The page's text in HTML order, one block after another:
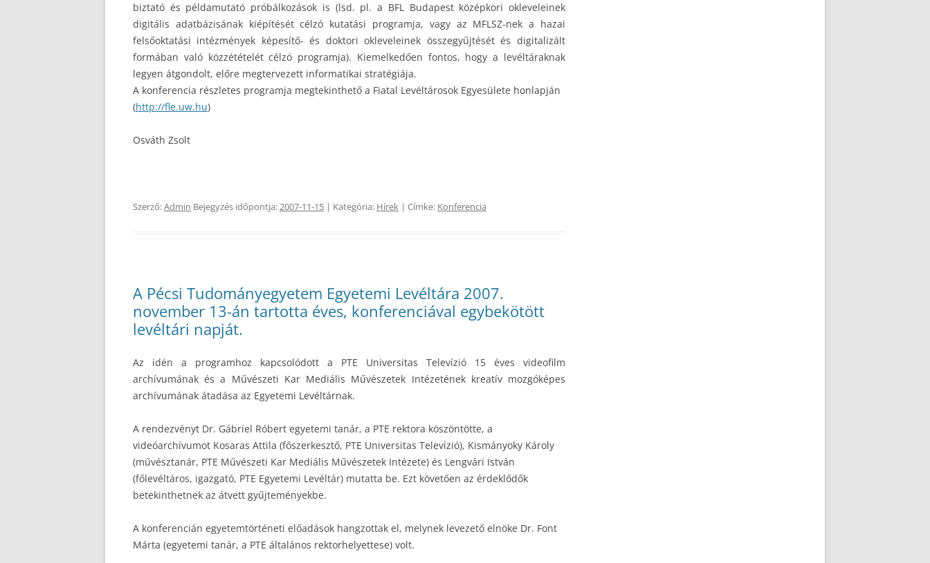
biztató és példamutató próbálkozások is (lsd. pl. a BFL Budapest középkori okleveleinek
digitális adatbázisának kiépítését célzó kutatási programja, vagy az MFLSZ-nek a hazai
felsőoktatási intézmények képesítő- és doktori okleveleinek összegyűjtését és digitalizált
formában való közzétételét célzó programja). Kiemelkedően fontos, hogy a levéltáraknak
legyen átgondolt, előre megtervezett informatikai stratégiája.
A konferencia részletes programja megtekinthető a Fiatal Levéltárosok Egyesülete honlapján
(http://fle.uw.hu)
Osváth Zsolt
Szerző:Admin Bejegyzés időpontja:2007-11-15 | Kategória: Hírek | Címke: Konferencia
A Pécsi Tudományegyetem Egyetemi Levéltára 2007.
november 13-án tartotta éves, konferenciával egybekötött
levéltári napját.
Az idén a programhoz kapcsolódott a PTE Universitas Televízió 15 éves videofilm
archívumának és a Művészeti Kar Mediális Művészetek Intézetének kreatív mozgóképes
archívumának átadása az Egyetemi Levéltárnak.
A rendezvényt Dr. Gábriel Róbert egyetemi tanár, a PTE rektora köszöntötte, a
videóarchívumot Kosaras Attila (főszerkesztő, PTE Universitas Televízió), Kismányoky Károly
(művésztanár, PTE Művészeti Kar Mediális Művészetek Intézete) és Lengvári István
(főlevéltáros, igazgató, PTE Egyetemi Levéltár) mutatta be. Ezt követően az érdeklődők
betekinthetnek az átvett gyűjteményekbe.
A konferencián egyetemtörténeti előadások hangzottak el, melynek levezető elnöke Dr. Font
Márta (egyetemi tanár, a PTE általános rektorhelyettese) volt.